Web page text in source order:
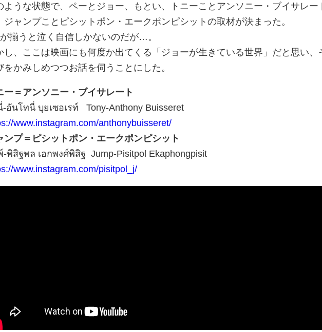
ような状態で、ペーとジョー、もとい、トニーことアンソニー・ブイサレー
ジャンプことピシットポン・エークポンピシットの取材が決まった。
揃うと泣く自信しかないのだが…。
し、ここは映画にも何度か出てくる「ジョーが生きている世界」だと思い、
をかみしめつつお話を伺うことにした。
ー＝アンソニー・ブイサレート
อันโทนี่ บุยเซอเรท์ Tony-Anthony Buisseret
www.instagram.com/anthonybuisseret/
ンプ＝ピシットポン・エークポンピシット
-พิสิฐพล เอกพงศ์พิสิฐ Jump-Pisitpol Ekaphongpisit
www.instagram.com/pisitpol_j/